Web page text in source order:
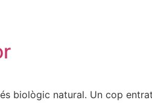
biològic natural. Un cop